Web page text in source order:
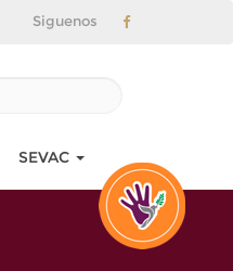
Siguenos
SEVAC